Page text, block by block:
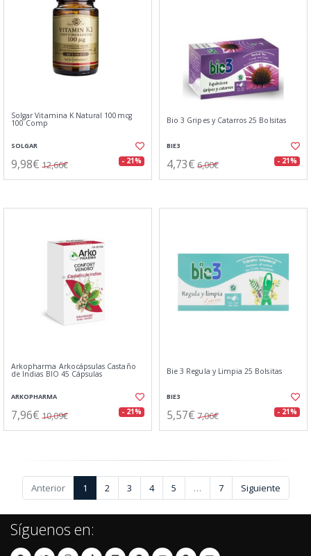
Solgar Vitamina K Natural 100mcg
100 Comp
SOLGAR
9,98€ 12,66€ - 21%
Bio 3 Gripes y Catarros 25 Bolsitas
BIE3
4,73€ 6,00€ - 21%
Arkopharma Arkocápsulas Castaño
de Indias BIO 45 Cápsulas
ARKOPHARMA
7,96€ 10,09€ - 21%
Bie 3 Regula y Limpia 25 Bolsitas
BIE3
5,57€ 7,06€ - 21%
Anterior 1 2 3 4 5 … 7 Siguiente
Síguenos en: